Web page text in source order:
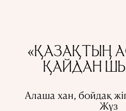
ШЫҒЫС
БАТЫС ОРТАЛЫҚ
АДАМДАР
ӨНЕР ТАРИХ
КСРО-ДАҒЫ ҚУҒЫН-СҮРГІН
«ҚАЗАҚТЫҢ
ҚАЙДАН
Алаша хан, бойдақ
Жүз